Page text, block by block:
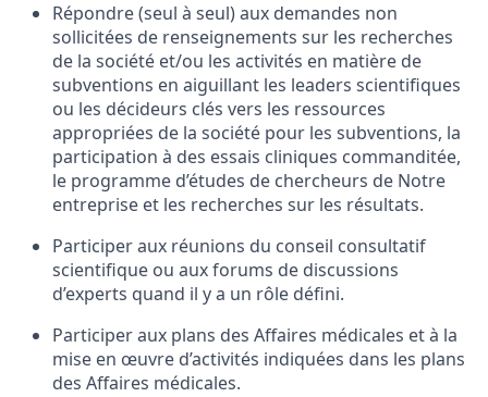
Répondre (seul à seul) aux demandes non
sollicitées de renseignements sur les recherches
de la société et/ou les activités en matière de
subventions en aiguillant les leaders scientifiques
ou les décideurs clés vers les ressources
appropriées de la société pour les subventions, la
participation à des essais cliniques commanditée,
le programme d’études de chercheurs de Notre
entreprise et les recherches sur les résultats.
Participer aux réunions du conseil consultatif
scientifique ou aux forums de discussions
d’experts quand il y a un rôle défini.
Participer aux plans des Affaires médicales et à la
mise en œuvre d’activités indiquées dans les plans
des Affaires médicales.